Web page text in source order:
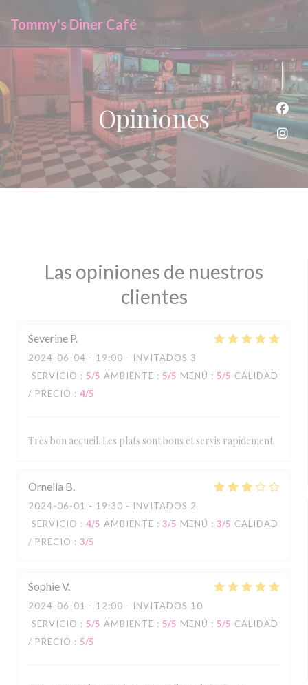
Tommy's Diner Café
Opiniones
Las opiniones de nuestros
clientes
Severine P
2024-06-04 - 19:00 - INVITADOS 3
SERVICIO : 5/5 AMBIENTE : 5/5 MENÚ : 5/5 CALIDAD
/ PRECIO : 4/5
Très bon accueil. Les plats sont bons et servis rapidement
Ornella B
2024-06-01 - 19:30 - INVITADOS 2
SERVICIO : 4/5 AMBIENTE : 3/5 MENÚ : 3/5 CALIDAD
/ PRECIO : 3/5
SophieV
2024-06-01 - 12:00 - INVITADOS 10
SERVICIO : 5/5 AMBIENTE : 5/5 MENÚ : 5/5 CALIDAD
/ PRECIO : 5/5